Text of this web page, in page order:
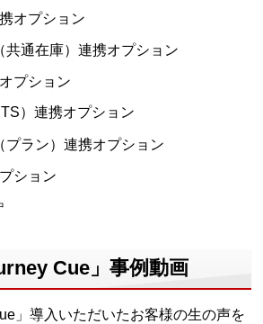
オプション
共通在庫）連携オプション
プション
）連携オプション
プラン）連携オプション
ション
Cue」事例動画
」導入いただいたお客様の生の声を